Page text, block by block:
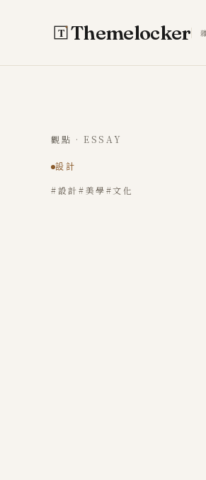
Themelocker
觀點 · ESSAY
設計
#設計#美學#文化